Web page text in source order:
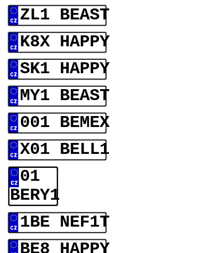
ZL1 BEAST
K8X HAPPY
SK1 HAPPY
MY1 BEAST
001 BEMEX
X01 BELL1
01
BERY1
1BE NEF1T
BE8 HAPPY